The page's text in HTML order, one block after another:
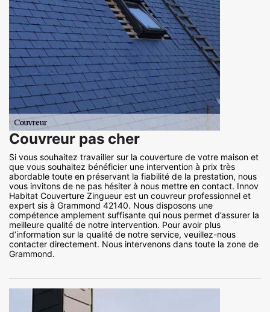
Couvreur pas cher
Si vous souhaitez travailler sur la couverture de votre maison et
que vous souhaitez bénéficier une intervention à prix très
abordable toute en préservant la fiabilité de la prestation, nous
vous invitons de ne pas hésiter à nous mettre en contact. Innov
Habitat Couverture Zingueur est un couvreur professionnel et
expert sis à Grammond 42140. Nous disposons une
compétence amplement suffisante qui nous permet d’assurer la
meilleure qualité de notre intervention. Pour avoir plus
d’information sur la qualité de notre service, veuillez-nous
contacter directement. Nous intervenons dans toute la zone de
Grammond.